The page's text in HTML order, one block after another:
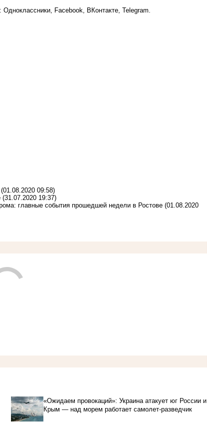
Одноклассники, Facebook, ВКонтакте, Telegram.
(01.08.2020 09:58)
(31.07.2020 19:37)
главные события прошедшей недели в Ростове (01.08.2020
«Ожидаем провокаций»: Украина атакует юг России и
Крым — над морем работает самолет-разведчик